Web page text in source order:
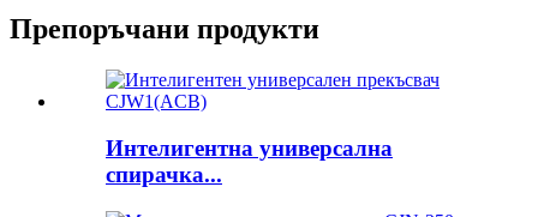
Препоръчани продукти
Интелигентна универсална
спирачка...